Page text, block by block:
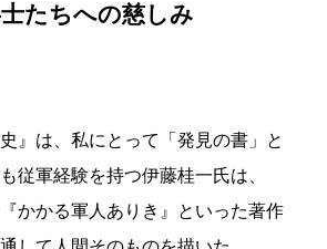
たちへの慈しみ
』は、私にとって「発見の書」と
従軍経験を持つ伊藤桂一氏は、
『かかる軍人ありき』といった著作